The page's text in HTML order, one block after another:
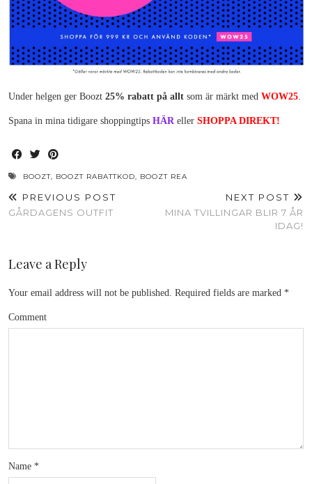
Under helgen ger Boozt 25% rabatt på allt som är märkt med WOW25
Spana in mina tidigare shoppingtips HÄR eller SHOPPA DIREKT!
BOOZT, BOOZT RABATTKOD, BOOZT REA
PREVIOUS POST
GÅRDAGENS OUTFIT
NEXT POST
MINA TVILLINGAR BLIR 7 ÅR
IDAG!
Leave a Reply
Your email address will not be published. Required fields are marked *
Comment
Name *